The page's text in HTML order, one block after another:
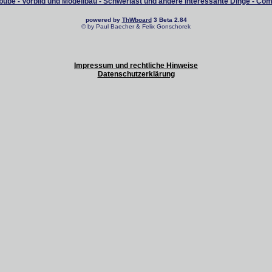
powered by ThWboard3 Beta 2.84
© by Paul Baecher & Felix Gonschorek
Impressum und rechtliche Hinweise
Datenschutzerklärung